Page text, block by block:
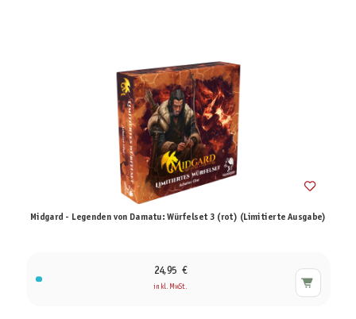
Midgard - Legenden von Damatu: Würfelset 3 (rot) (Limitierte Ausgabe)
24,95 €
inkl. MwSt.